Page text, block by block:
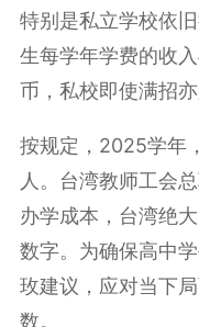
特别是私立学校依
生每学年学费的收
币，私校即使满招亦
按规定，2025学年
人。台湾教师工会
办学成本，台湾绝
数字。为确保高中
玫建议，应对当下
数。